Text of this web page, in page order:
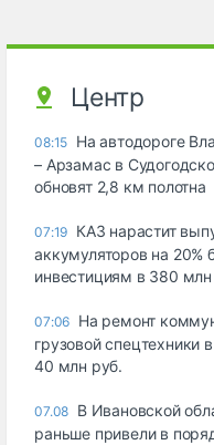
Центр
08:15 На автодороге
– Арзамас в
обновят 2,8 км полотна
07:19 КАЗ нарастит
аккумуляторов на 20%
инвестициям в 380 млн
07:06 На ремонт
грузовой спецтехники
40 млн руб.
07.08 В Ивановской
раньше привели в